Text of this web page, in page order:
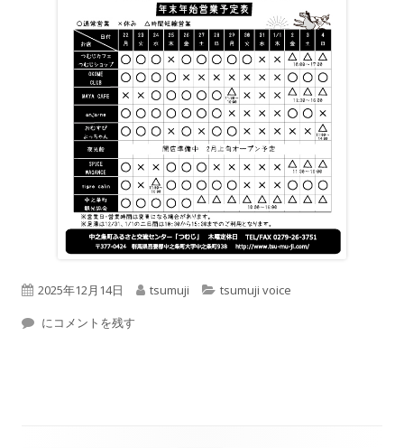
公
開
2025年12月14日
作
tsumuji
カ
tsumuji voice
つむじ風通信2025.12
にコメントを残す